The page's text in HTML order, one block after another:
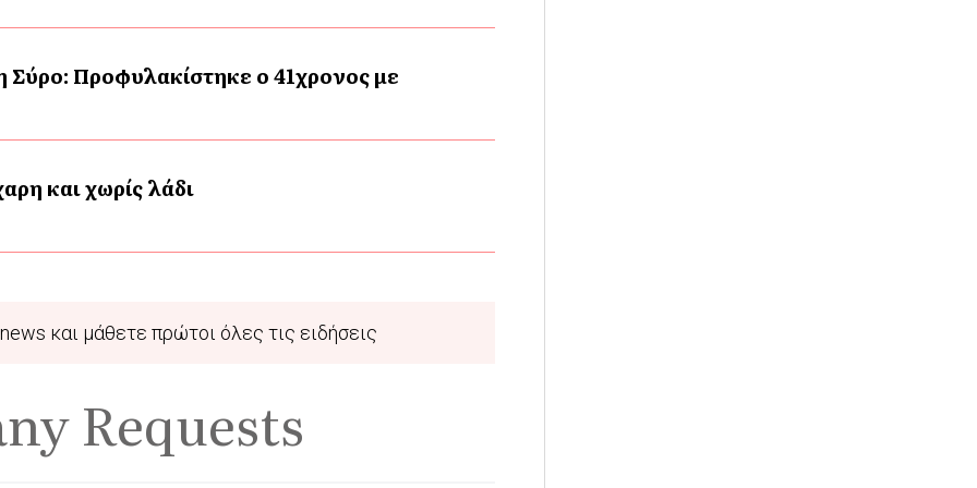
Σύρο: Προφυλακίστηκε ο 41χρονος με
και χωρίς λάδι
και μάθετε πρώτοι όλες τις ειδήσεις
Requests